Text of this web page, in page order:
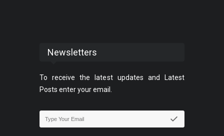
Newsletters
To receive the latest updates and Latest
Posts enter your email.